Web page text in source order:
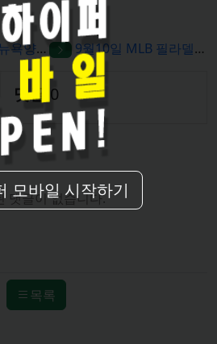
모바일 시작하기